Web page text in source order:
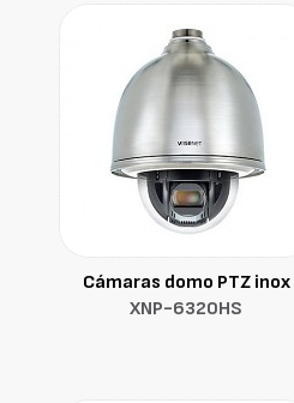
Cámaras domo PTZ inox
XNP-6320HS